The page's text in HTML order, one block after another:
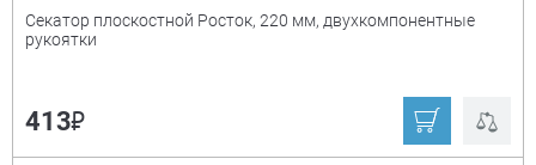
Секатор плоскостной Росток, 220 мм, двухкомпонентные
рукоятки
413₽